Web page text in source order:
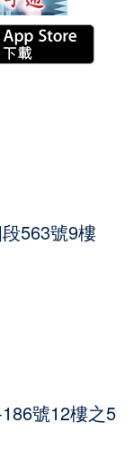
563號9樓
號12樓之5